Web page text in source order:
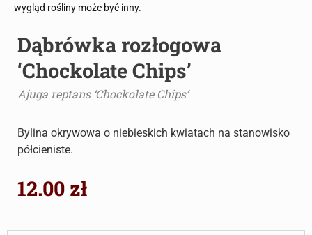
wygląd rośliny może być inny.
Dąbrówka rozłogowa
‘Chockolate Chips’
Ajuga reptans ‘Chockolate Chips’
Bylina okrywowa o niebieskich kwiatach na stanowisko
półcieniste.
12.00 zł